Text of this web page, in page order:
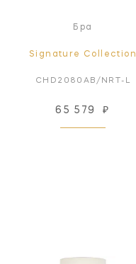
Бра
Signature Collection
CHD2080AB/NRT-L
65 579 ₽